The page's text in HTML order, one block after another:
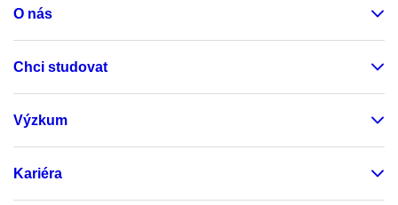
O nás
Chci studovat
Výzkum
Kariéra